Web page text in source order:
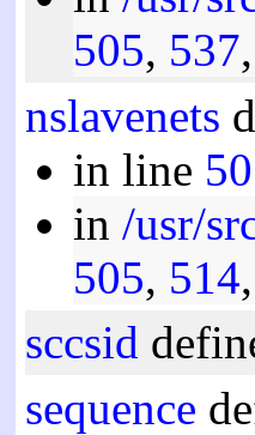
505, 537
nslavenets
in line
in /usr/
505, 514
sccsid
sequence